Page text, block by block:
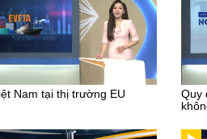
Nam tại thị trường EU
Quy